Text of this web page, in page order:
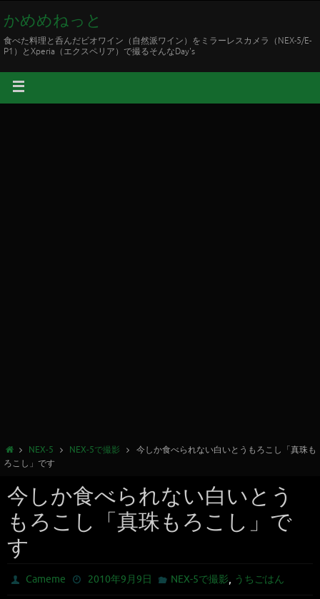
かめめねっと
食べた料理と呑んだビオワイン（自然派ワイン）をミラーレスカメラ（NEX-5/E-
P1）とXperia（エクスペリア）で撮るそんなDay's
NEX-5 NEX-5で撮影
今しか食べられない白いとうもろこし「真珠も
ろこし」です
今しか食べられない白いとう
もろこし「真珠もろこし」で
す
Cameme 2010年9月9日 NEX-5で撮影, うちごはん